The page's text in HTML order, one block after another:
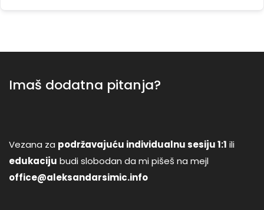
Imaš dodatna pitanja?
Vezana za podržavajuću individualnu sesiju 1:1 ili
edukaciju budi slobodan da mi pišeš na mejl
office@aleksandarsimic.info